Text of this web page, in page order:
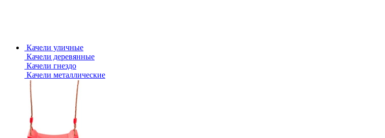
Качели уличные
Качели деревянные
Качели гнездо
Качели металлические